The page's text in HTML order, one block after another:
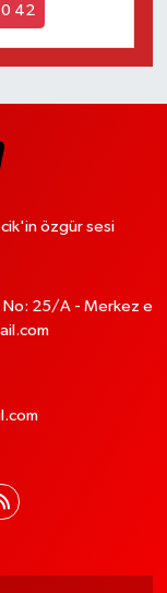
42
özgür sesi
No: 25/A - Merkez e